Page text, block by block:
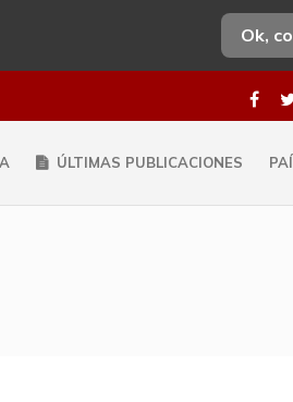
Ok,
ÚLTIMAS PUBLICACIONES